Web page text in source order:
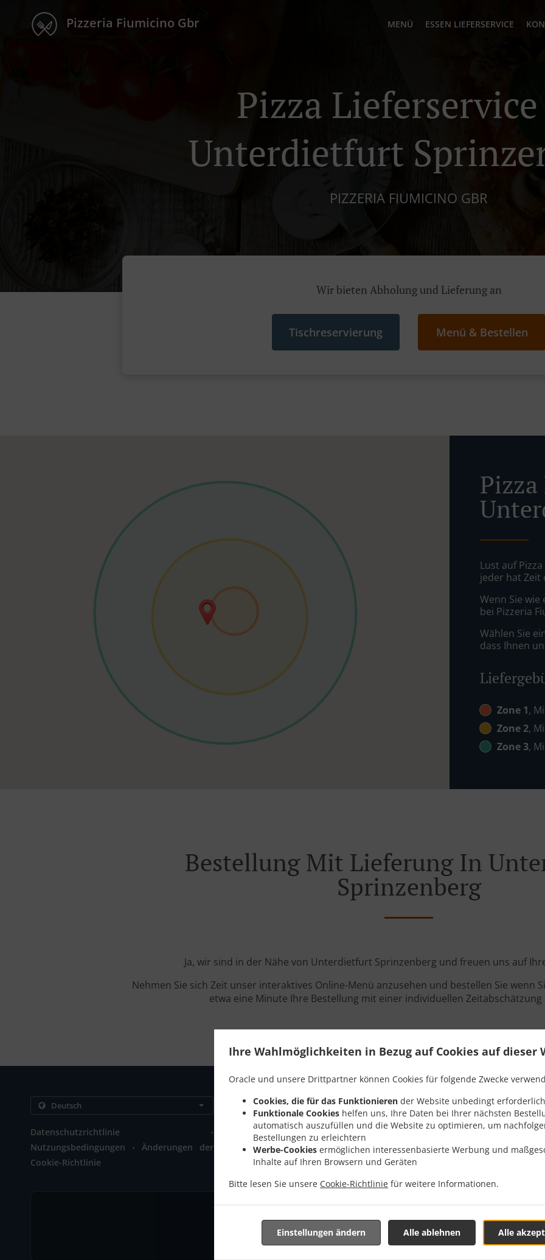
Ihre Wahlmöglichkeiten in Bezug auf Cookies auf dieser
Oracle und unsere Drittpartner können Cookies für folgende Zwecke
Cookies, die für das Funktionieren der Website unbedingt
Funktionale Cookies helfen uns, Ihre Daten bei Ihrer nächsten
automatisch auszufüllen und die Website zu optimieren, um
Bestellungen zu erleichtern
Werbe-Cookies ermöglichen interessenbasierte Werbung und
Inhalte auf Ihren Browsern und Geräten
Bitte lesen Sie unsere Cookie-Richtlinie für weitere Informationen.
Alle
Alle ablehnen
Einstellungen ändern
Pizzeria Fiumicino Gbr MENÜ ESSEN LIEFERSERVICE
Pizza
Unterdietfurt
PIZZERIA FIUMICINO GBR
Wir bieten Abholung und Lieferung an
Tischreservierung Menü & Bestellen
Lust auf
jeder hat Zeit
Wenn Sie
bei Pizzeria
Wählen Sie
dass Ihnen
Zone 1,
Zone 2,
Zone 3,
Bestellung Mit Lieferung In
Sprinzenberg
Ja, wir sind in der Nähe von Unterdietfurt Sprinzenberg und freuen uns auf
Nehmen Sie sich Zeit unser interaktives Online-Menü anzusehen und bestellen Sie wenn
etwa eine Minute Ihre Bestellung mit einer individuellen Zeitabschätzung
Datenschutzrichtlinie .
Nutzungsbedingungen .
Änderungen der
Cookie-Richtlinie
Kontakt
Zainach 1, 84307 Eggenfelden, Germany
+49 8721 1618
Links
Menü
Im Voraus bestellen
AKZEPTIERTE ZAHLUNGSMETHODEN